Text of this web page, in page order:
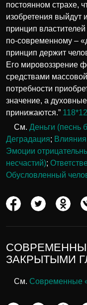
постоянном страхе,
изобретения выйдут
принцип
по-современному –
принцип держит
Его мировоззрение
средствами
потребности
значение, а
принижаются.” 118*12
См. Деньги (песнь
Деградация;
Эмоции
несчастий);
Обусловленный
ЗАКРЫТЫМИ
См. Современные